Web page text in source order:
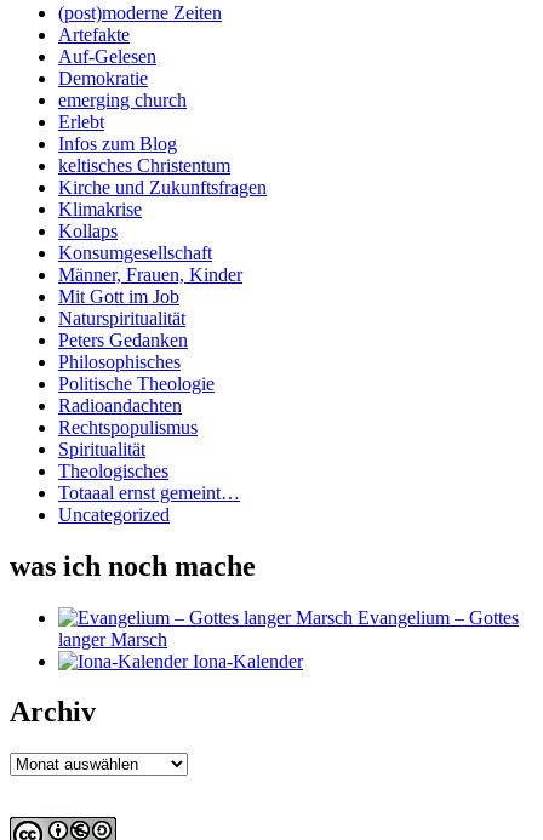
(post)moderne Zeiten
Artefakte
Auf-Gelesen
Demokratie
emerging church
Erlebt
Infos zum Blog
keltisches Christentum
Kirche und Zukunftsfragen
Klimakrise
Kollaps
Konsumgesellschaft
Männer, Frauen, Kinder
Mit Gott im Job
Naturspiritualität
Peters Gedanken
Philosophisches
Politische Theologie
Radioandachten
Rechtspopulismus
Spiritualität
Theologisches
Totaaal ernst gemeint…
Uncategorized
was ich noch mache
Evangelium – Gottes
langer Marsch
Iona-Kalender
Archiv
Archiv